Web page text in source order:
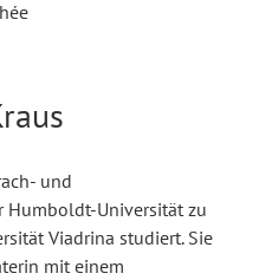
und
Humboldt-Universität zu
Viadrina studiert. Sie
mit einem